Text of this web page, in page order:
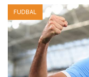
FUDBAL